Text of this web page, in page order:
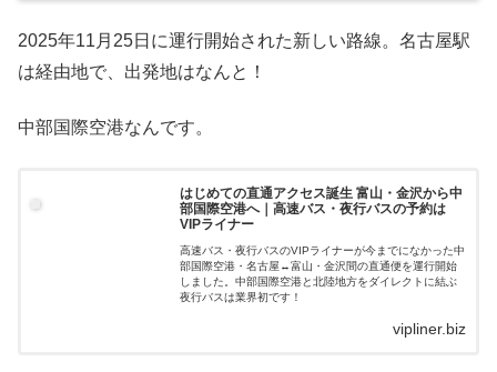
2025年11月25日に運行開始された新しい路線。名古屋駅
は経由地で、出発地はなんと！
中部国際空港なんです。
はじめての直通アクセス誕生 富山・金沢から中
部国際空港へ｜高速バス・夜行バスの予約は
VIPライナー
高速バス・夜行バスのVIPライナーが今までになかった中
部国際空港・名古屋↔富山・金沢間の直通便を運行開始
しました。中部国際空港と北陸地方をダイレクトに結ぶ
夜行バスは業界初です！
vipliner.biz